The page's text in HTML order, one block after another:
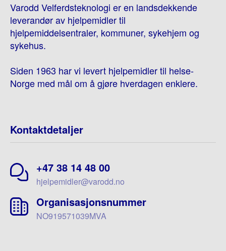
Varodd Velferdsteknologi er en landsdekkende
leverandør av hjelpemidler til
hjelpemiddelsentraler, kommuner, sykehjem og
sykehus.
Siden 1963 har vi levert hjelpemidler til helse-
Norge med mål om å gjøre hverdagen enklere.
Kontaktdetaljer
+47 38 14 48 00
hjelpemidler@varodd.no
Organisasjonsnummer
NO919571039MVA